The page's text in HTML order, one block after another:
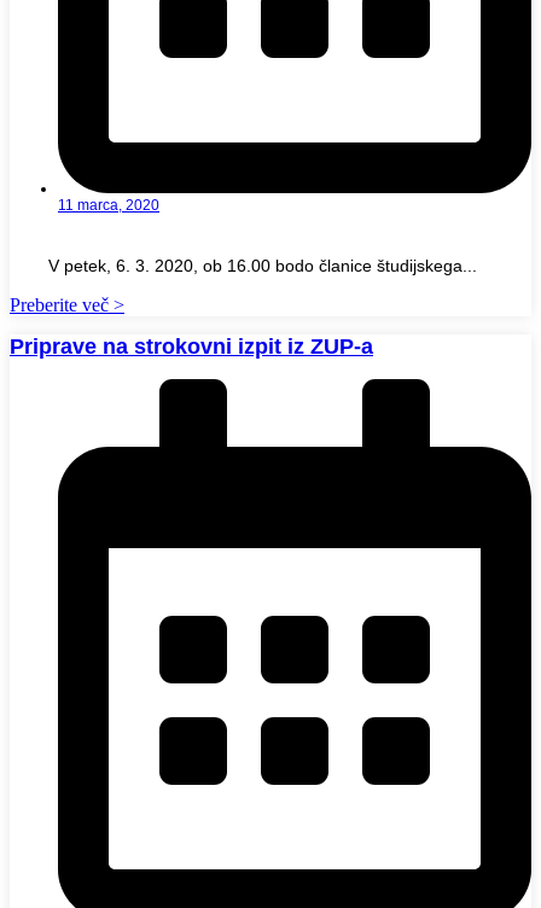
11 marca, 2020
V petek, 6. 3. 2020, ob 16.00 bodo članice študijskega...
Preberite več >
Priprave na strokovni izpit iz ZUP-a